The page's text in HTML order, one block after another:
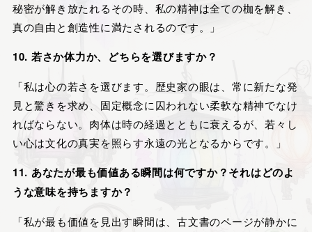
秘密が解き放たれるその時、私の精神は全ての枷を解き、
真の自由と創造性に満たされるのです。」
10. 若さか体力か、どちらを選びますか？
「私は心の若さを選びます。歴史家の眼は、常に新たな発
見と驚きを求め、固定概念に囚われない柔軟な精神でなけ
ればならない。肉体は時の経過とともに衰えるが、若々し
い心は文化の真実を照らす永遠の光となるからです。」
11. あなたが最も価値ある瞬間は何ですか？それはどのよ
うな意味を持ちますか？
「私が最も価値を見出す瞬間は、古文書のページが静かに